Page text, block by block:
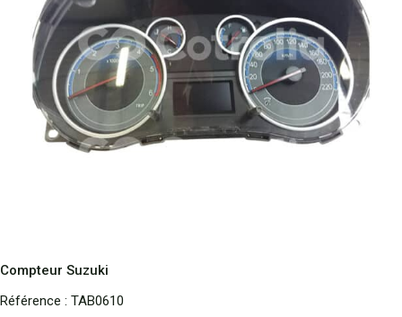
Compteur Suzuki
Référence : TAB0610